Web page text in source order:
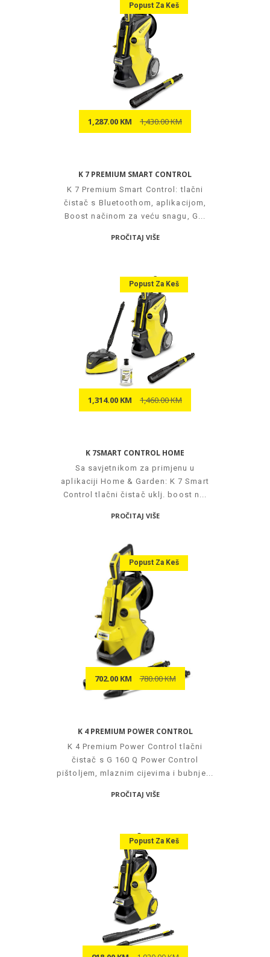
Popust Za Keš
1,287.00 KM 1,430.00 KM
K 7 PREMIUM SMART CONTROL
K 7 Premium Smart Control: tlačni
čistač s Bluetoothom, aplikacijom,
Boost načinom za veću snagu, G...
PROČITAJ VIŠE
Popust Za Keš
1,314.00 KM 1,460.00 KM
K 7SMART CONTROL HOME
Sa savjetnikom za primjenu u
aplikaciji Home & Garden: K 7 Smart
Control tlačni čistač uklj. boost n...
PROČITAJ VIŠE
Popust Za Keš
702.00 KM 780.00 KM
K 4 PREMIUM POWER CONTROL
K 4 Premium Power Control tlačni
čistač s G 160 Q Power Control
pištoljem, mlaznim cijevima i bubnje...
PROČITAJ VIŠE
Popust Za Keš